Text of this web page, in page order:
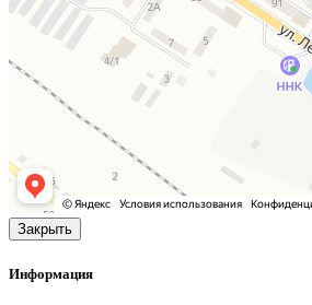
Закрыть
Информация